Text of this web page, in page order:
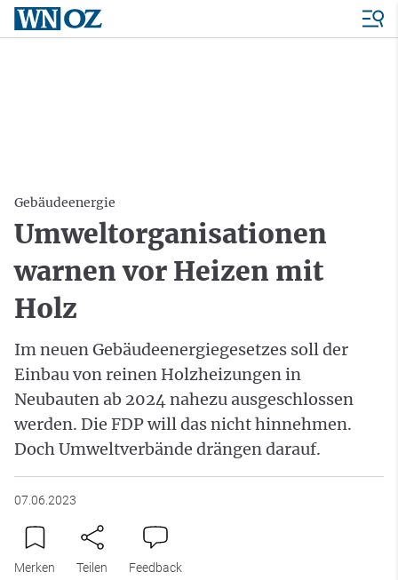
Gebäudeenergie
Umweltorganisationen
warnen vor Heizen mit
Holz
Im neuen Gebäudeenergiegesetzes soll der
Einbau von reinen Holzheizungen in
Neubauten ab 2024 nahezu ausgeschlossen
werden. Die FDP will das nicht hinnehmen.
Doch Umweltverbände drängen darauf.
07.06.2023
Merken Teilen Feedback